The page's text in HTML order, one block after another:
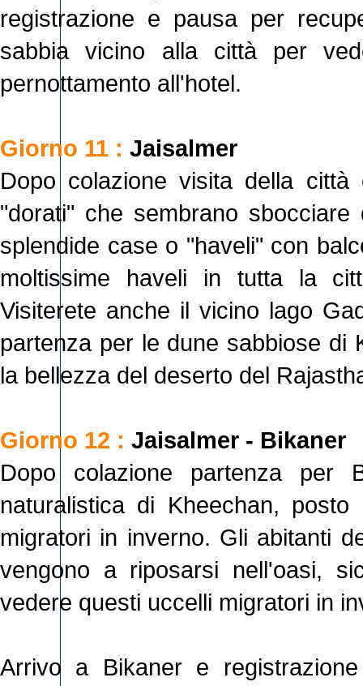
registrazione e pausa per
sabbia vicino alla città per
pernottamento all'hotel.
Giorno 11 : Jaisalmer
Dopo colazione visita della
"dorati" che sembrano
splendide case o "haveli" con
moltissime haveli in tutta la
Visiterete anche il vicino lago
partenza per le dune sabbiose di
la bellezza del deserto del
Giorno 12 : Jaisalmer - Bikaner
Dopo colazione partenza per
naturalistica di Kheechan,
migratori in inverno. Gli abitanti
vengono a riposarsi nell'oasi,
vedere questi uccelli migratori in
Arrivo a Bikaner e